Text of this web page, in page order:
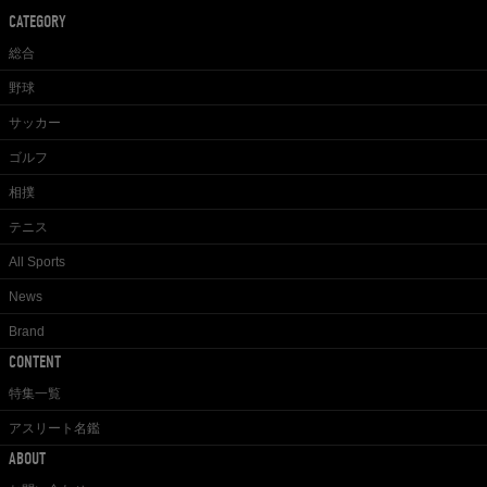
CATEGORY
総合
野球
サッカー
ゴルフ
相撲
テニス
All Sports
News
Brand
CONTENT
特集一覧
アスリート名鑑
ABOUT